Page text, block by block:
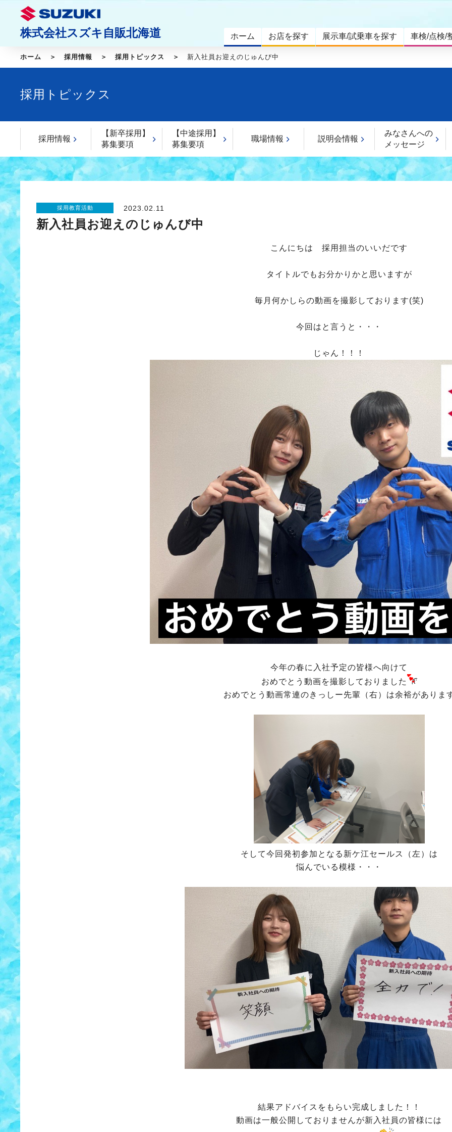
株式会社スズキ自販北海道 ホーム お店を探す 展示車/試乗車を探す 車検/点検/
ホーム 採用情報 採用トピックス 新入社員お迎えのじゅんび中
採用トピックス
採用情報
【新卒採用】
募集要項
【中途採用】
募集要項
職場情報 説明会情報
みなさんへの
メッセージ
採用教育活動 2023.02.11
新入社員お迎えのじゅんび中
こんにちは 採用担当のいいだです
タイトルでもお分かりかと思いますが
毎月何かしらの動画を撮影しております(笑)
今回はと言うと・・・
じゃん！！！
今年の春に入社予定の皆様へ向けて
おめでとう動画を撮影しておりました
おめでとう動画常連のきっしー先輩（右）は余裕がありま
そして今回発初参加となる新ケ江セールス（左）は
悩んでいる模様・・・
結果アドバイスをもらい完成しました！！
動画は一般公開しておりませんが新入社員の皆様には